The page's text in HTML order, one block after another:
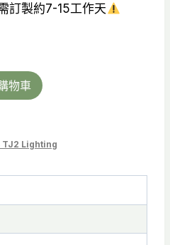
訂製約7-15工作天
物車
TJ2 Lighting